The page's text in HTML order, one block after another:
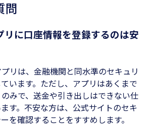
問
リに口座情報を登録するのは安
リは、金融機関と同水準のセキュリ
います。ただし、アプリはあくまで
のみで、送金や引き出しはできない仕
す。不安な方は、公式サイトのセキ
を確認することをすすめします。